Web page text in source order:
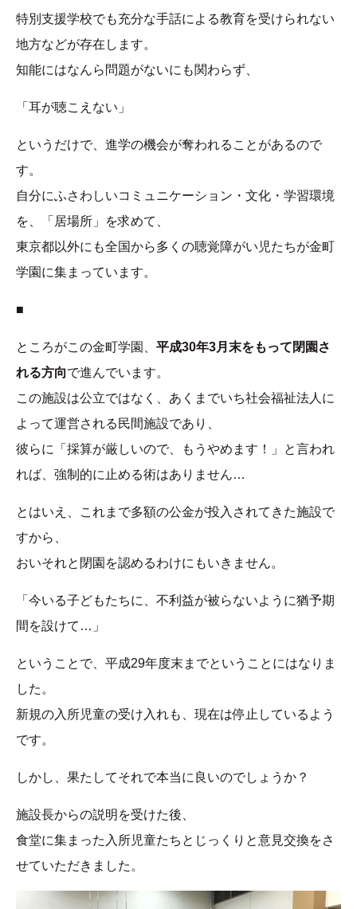
特別支援学校でも充分な手話による教育を受けられない
地方などが存在します。
知能にはなんら問題がないにも関わらず、
「耳が聴こえない」
というだけで、進学の機会が奪われることがあるので
す。
自分にふさわしいコミュニケーション・文化・学習環境
を、「居場所」を求めて、
東京都以外にも全国から多くの聴覚障がい児たちが金町
学園に集まっています。
■
ところがこの金町学園、 平成30年3月末をもって閉園さ
れる方向で進んでいます。
この施設は公立ではなく、あくまでいち社会福祉法人に
よって運営される民間施設であり、
彼らに「採算が厳しいので、もうやめます！」と言われ
れば、強制的に止める術はありません…
とはいえ、これまで多額の公金が投入されてきた施設で
すから、
おいそれと閉園を認めるわけにもいきません。
「今いる子どもたちに、不利益が被らないように猶予期
間を設けて…」
ということで、平成29年度末までということにはなりま
した。
新規の入所児童の受け入れも、現在は停止しているよう
です。
しかし、果たしてそれで本当に良いのでしょうか？
施設長からの説明を受けた後、
食堂に集まった入所児童たちとじっくりと意見交換をさ
せていただきました。